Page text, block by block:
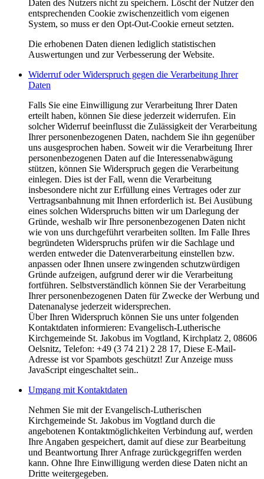
Daten des Nutzers nicht zu speichern. Löscht der Nutzer den
entsprechenden Cookie zwischenzeitlich vom eigenen
System, so muss er den Opt-Out-Cookie erneut setzten.
Die erhobenen Daten dienen lediglich statistischen
Auswertungen und zur Verbesserung der Website.
Widerruf oder Widerspruch gegen die Verarbeitung Ihrer
Daten
Falls Sie eine Einwilligung zur Verarbeitung Ihrer Daten
erteilt haben, können Sie diese jederzeit widerrufen. Ein
solcher Widerruf beeinflusst die Zulässigkeit der Verarbeitung
Ihrer personenbezogenen Daten, nachdem Sie ihn gegenüber
uns ausgesprochen haben. Soweit wir die Verarbeitung Ihrer
personenbezogenen Daten auf die Interessenabwägung
stützen, können Sie Widerspruch gegen die Verarbeitung
einlegen. Dies ist der Fall, wenn die Verarbeitung
insbesondere nicht zur Erfüllung eines Vertrages oder zur
Vertragsanbahnung mit Ihnen erforderlich ist. Bei Ausübung
eines solchen Widerspruchs bitten wir um Darlegung der
Gründe, weshalb wir Ihre personenbezogenen Daten nicht
wie von uns durchgeführt verarbeiten sollten. Im Falle Ihres
begründeten Widerspruchs prüfen wir die Sachlage und
werden entweder die Datenverarbeitung einstellen bzw.
anpassen oder Ihnen unsere zwingenden schutzwürdigen
Gründe aufzeigen, aufgrund derer wir die Verarbeitung
fortführen. Selbstverständlich können Sie der Verarbeitung
Ihrer personenbezogenen Daten für Zwecke der Werbung und
Datenanalyse jederzeit widersprechen.
Über Ihren Widerspruch können Sie uns unter folgenden
Kontaktdaten informieren: Evangelisch-Lutherische
Kirchgemeinde St. Jakobus im Vogtland, Kirchplatz 2, 08606
Oelsnitz, Telefon: +49 (3 74 21) 2 28 17, Diese E-Mail-
Adresse ist vor Spambots geschützt! Zur Anzeige muss
JavaScript eingeschaltet sein..
Umgang mit Kontaktdaten
Nehmen Sie mit der Evangelisch-Lutherischen
Kirchgemeinde St. Jakobus im Vogtland durch die
angebotenen Kontaktmöglichkeiten Verbindung auf, werden
Ihre Angaben gespeichert, damit auf diese zur Bearbeitung
und Beantwortung Ihrer Anfrage zurückgegriffen werden
kann. Ohne Ihre Einwilligung werden diese Daten nicht an
Dritte weitergegeben.